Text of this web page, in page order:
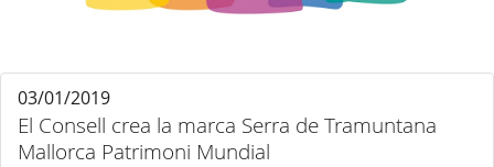
El Consell crea la marca Serra de Tramuntana
Mallorca Patrimoni Mundial
03/01/2019